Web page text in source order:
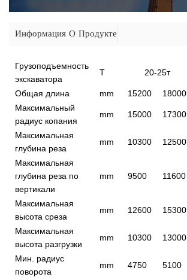
Информация О Продукте
Грузоподъемность
экскаватора
T 20-25т
Общая длина mm 15200 18000
Максимальный
радиус копания
mm 15000 17300
Максимальная
глубина реза
mm 10300 12500
Максимальная
глубина реза по
вертикали
mm 9500 11600
Максимальная
высота среза
mm 12600 15300
Максимальная
высота разгрузки
mm 10300 13000
Мин. радиус
поворота
mm 4750 5100